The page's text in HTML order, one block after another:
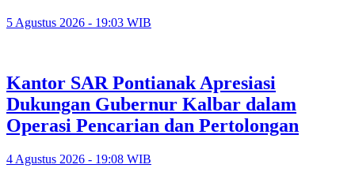
5 Agustus 2026 - 19:03 WIB
Kantor SAR Pontianak Apresiasi
Dukungan Gubernur Kalbar dalam
Operasi Pencarian dan Pertolongan
4 Agustus 2026 - 19:08 WIB